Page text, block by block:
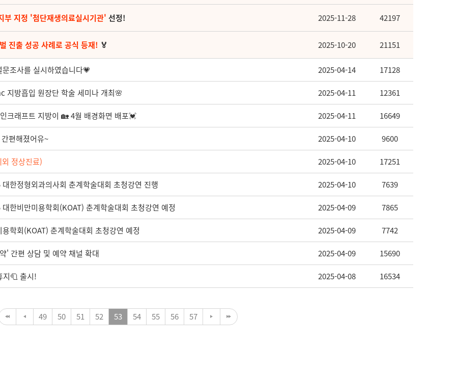
부 지정 '첨단재생의료실시기관' 선정! 2025-11-28 42197
진출 성공 사례로 공식 등재! 🏅 2025-10-20 21151
조사를 실시하였습니다💗 2025-04-14 17128
지방흡입 원장단 학술 세미나 개최🌸 2025-04-11 12361
래프트 지방이 🏡 4월 배경화면 배포💓 2025-04-11 16649
편해졌어유~ 2025-04-10 9600
정상진료) 2025-04-10 17251
한정형외과의사회 춘계학술대회 초청강연 진행 2025-04-10 7639
한비만미용학회(KOAT) 춘계학술대회 초청강연 예정 2025-04-09 7865
학회(KOAT) 춘계학술대회 초청강연 예정 2025-04-09 7742
' 간편 상담 및 예약 채널 확대 2025-04-09 15690
지🧻 출시! 2025-04-08 16534
49 50 51 52 53 54 55 56 57